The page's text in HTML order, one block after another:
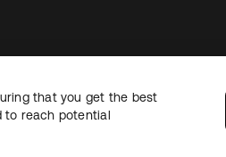
サイト利用規約セキュリティ
that you get the best
to reach potential